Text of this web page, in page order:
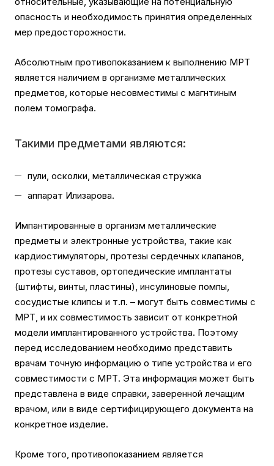
опасность и необходимость принятия определенных
мер предосторожности.
Абсолютным противопоказанием к выполнению МРТ
является наличием в организме металлических
предметов, которые несовместимы с магнтиным
полем томографа.
Такими предметами являются:
пули, осколки, металлическая стружка
аппарат Илизарова.
Импантированные в организм металлические
предметы и электронные устройства, такие как
кардиостимуляторы, протезы сердечных клапанов,
протезы суставов, ортопедические имплантаты
(штифты, винты, пластины), инсулиновые помпы,
сосудистые клипсы и т.п. – могут быть совместимы с
МРТ, и их совместимость зависит от конкретной
модели имплантированного устройства. Поэтому
перед исследованием необходимо представить
врачам точную информацию о типе устройства и его
совместимости с МРТ. Эта информация может быть
представлена в виде справки, заверенной лечащим
врачом, или в виде сертифицирующего документа на
конкретное изделие.
Кроме того, противопоказанием является